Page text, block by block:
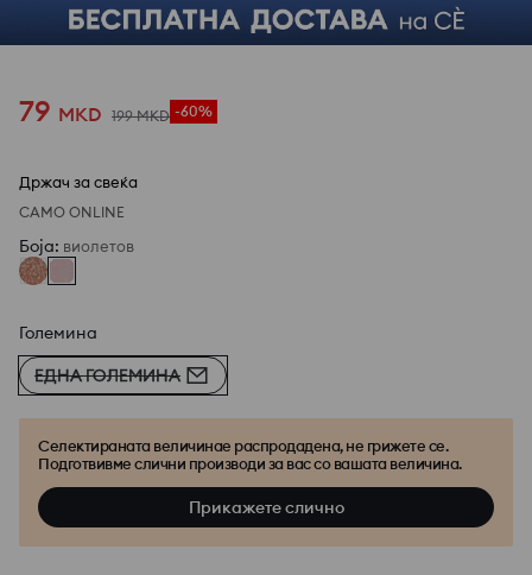
79 MKD 199 MKD -60%
Држач за свеќа
САМО ONLINE
Боја: виолетов
Големина
ЕДНА ГОЛЕМИНА
Селектираната величинае распродадена, не грижете се.
Подготвивме слични производи за вас со вашата величина.
Прикажете слично